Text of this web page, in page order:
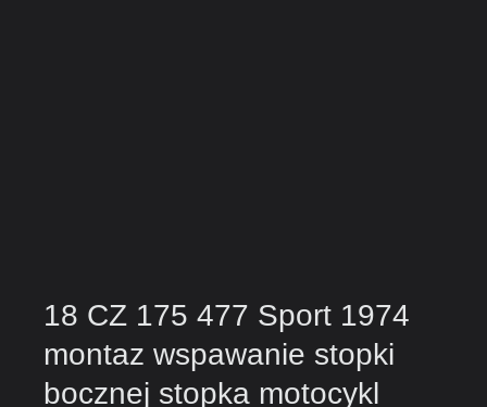
18 CZ 175 477 Sport 1974
montaz wspawanie stopki
bocznej stopka motocykl